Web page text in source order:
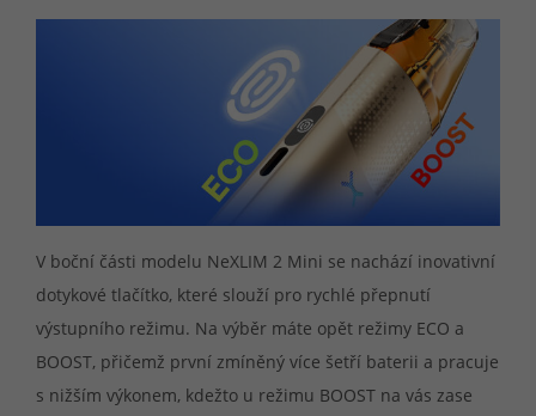
V boční části modelu NeXLIM 2 Mini se nachází inovativní
dotykové tlačítko, které slouží pro rychlé přepnutí
výstupního režimu. Na výběr máte opět režimy ECO a
BOOST, přičemž první zmíněný více šetří baterii a pracuje
s nižším výkonem, kdežto u režimu BOOST na vás zase